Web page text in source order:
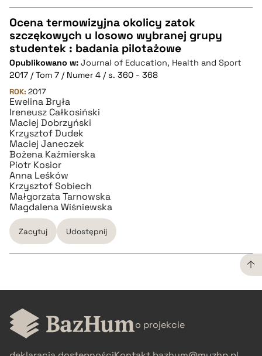
CZYSTY TEKST
pobierz cytat
BIBTEX
pobierz cytat
Ocena termowizyjna okolicy zatok
szczękowych u losowo wybranej grupy
studentek : badania pilotażowe
Opublikowano w: Journal of Education, Health and Sport
2017 / Tom 7 / Numer 4 / s. 360 - 368
ROK: 2017
Ewelina Bryła
Ireneusz Całkosiński
Maciej Dobrzyński
Krzysztof Dudek
Maciej Janeczek
Bożena Kaźmierska
Piotr Kosior
Anna Leśków
Krzysztof Sobiech
Małgorzata Tarnowska
Magdalena Wiśniewska
Zacytuj Udostępnij
CZYSTY TEKST
pobierz cytat o projekcie